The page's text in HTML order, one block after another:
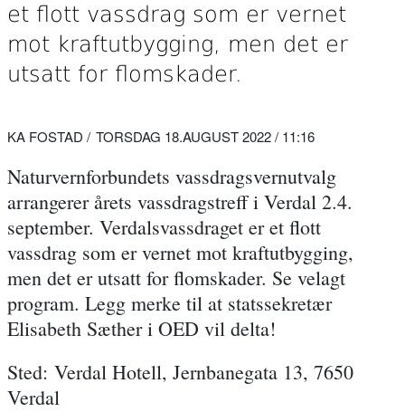
et flott vassdrag som er vernet
mot kraftutbygging, men det er
utsatt for flomskader.
KA FOSTAD TORSDAG 18.AUGUST 2022 / 11:16
Naturvernforbundets vassdragsvernutvalg
arrangerer årets vassdragstreff i Verdal 2.4.
september. Verdalsvassdraget er et flott
vassdrag som er vernet mot kraftutbygging,
men det er utsatt for flomskader. Se velagt
program. Legg merke til at statssekretær
Elisabeth Sæther i OED vil delta!
Sted: Verdal Hotell, Jernbanegata 13, 7650
Verdal